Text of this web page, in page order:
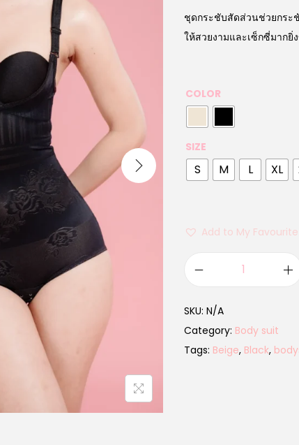
ชุดกระชับสัดส่วนช่วยกระ
ให้สวยงามและเซ็กซี่มากยิ่
COLOR
SIZE
S M L XL
Add to My Favourite
SKU: N/A
Category: Body suit
Tags: Beige, Black,